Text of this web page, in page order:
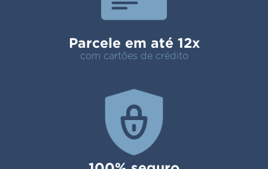
Parcele em até 12x
com cartões de crédito